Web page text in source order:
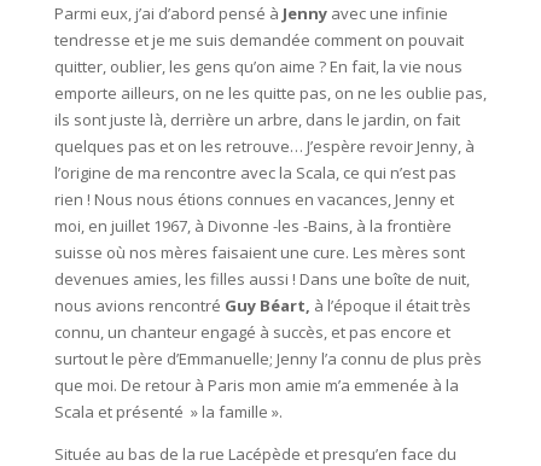
Parmi eux, j’ai d’abord pensé à Jennyavec une infinie
tendresse et je me suis demandée comment on pouvait
quitter, oublier, les gens qu’on aime ? En fait, la vie nous
emporte ailleurs, on ne les quitte pas, on ne les oublie pas,
ils sont juste là, derrière un arbre, dans le jardin, on fait
quelques pas et on les retrouve… J’espère revoir Jenny, à
l’origine de ma rencontre avec la Scala, ce qui n’est pas
rien ! Nous nous étions connues en vacances, Jenny et
moi, en juillet 1967, à Divonne -les -Bains, à la frontière
suisse où nos mères faisaient une cure. Les mères sont
devenues amies, les filles aussi ! Dans une boîte de nuit,
nous avions rencontré Guy Béart, à l’époque il était très
connu, un chanteur engagé à succès, et pas encore et
surtout le père d’Emmanuelle; Jenny l’a connu de plus près
que moi. De retour à Paris mon amie m’a emmenée à la
Scala et présenté » la famille ».
Située au bas de la rue Lacépède et presqu’en face du